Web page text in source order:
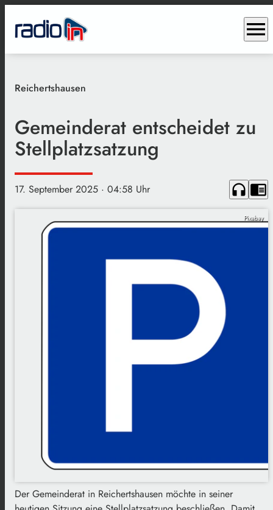
menu
Reichertshausen
Gemeinderat entscheidet zu
Stellplatzsatzung
17. September 2025 · 04:58 Uhr headphones chrome_reader_mode
Pixabay
Der Gemeinderat in Reichertshausen möchte in seiner